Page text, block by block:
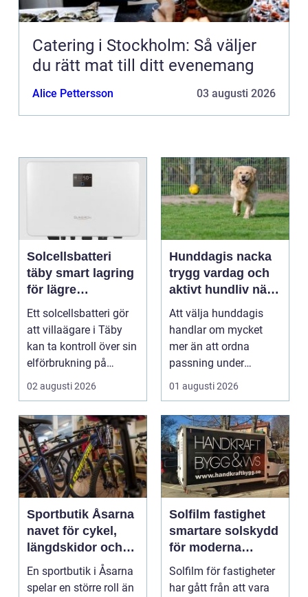
Catering i Stockholm: Så väljer
du rätt mat till ditt evenemang
Alice Pettersson 03 augusti 2026
Solcellsbatteri
täby smart lagring
för lägre
elkostnader året
runt
Ett solcellsbatteri gör
att villaägare i Täby
kan ta kontroll över sin
elförbrukning på
riktigt. Gen...
02 augusti 2026
Hunddagis nacka
trygg vardag och
aktivt hundliv nära
stan
Att välja hunddagis
handlar om mycket
mer än att ordna
passning under
arbetsdagen. För
många hundäga...
01 augusti 2026
Sportbutik Åsarna
navet för cykel,
längdskidor och
löpning i södra
jämtland
En sportbutik i Åsarna
spelar en större roll än
Solfilm fastighet
smartare solskydd
för moderna
byggnader
Solfilm för fastigheter
har gått från att vara